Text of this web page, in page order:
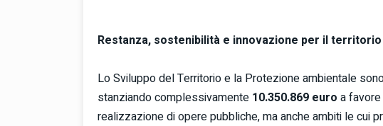
Restanza, sostenibilità e innovazione per il territorio
Lo Sviluppo del Territorio e la Protezione ambientale
stanziando complessivamente 10.350.869 euro a
realizzazione di opere pubbliche, ma anche ambiti le cui